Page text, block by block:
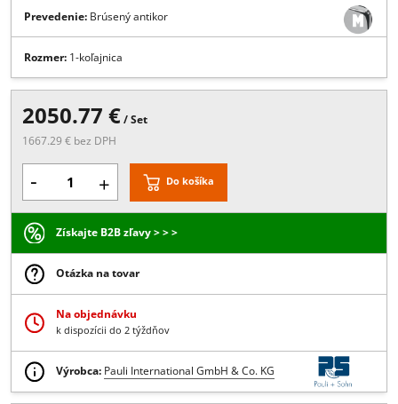
Popis:
set kovaní pre U-sprchu s dvoma posuvnými a troma fixnými
dielmi, šírka otvoru pre 1-koľajnicový systém max. 1000 mm, set
Viac
Prevedenie:Brúsený antikor
2050.77 €
1667.29 € bez DPH
- + Do košíka
Získajte B2B zľavy > > >
Otázka na tovar